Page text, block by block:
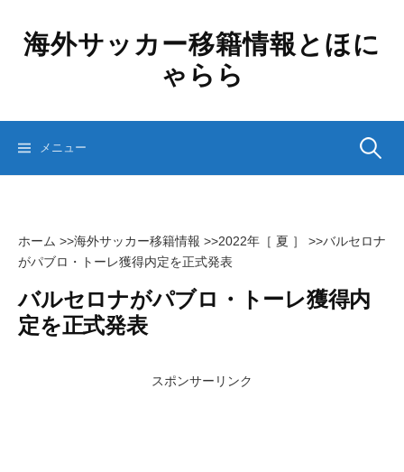
ッ
海外サッカー移籍情報とほに
ゃらら
メニュー 検
ホーム >>海外サッカー移籍情報 >>2022年［ 夏 ］ >>バルセロナ
がパブロ・トーレ獲得内定を正式発表
バルセロナがパブロ・トーレ獲得内
定を正式発表
スポンサーリンク